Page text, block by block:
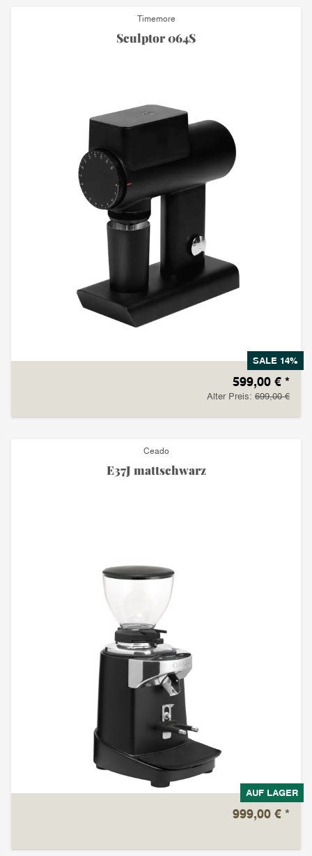
Timemore
Sculptor 064S
SALE 14%
599,00 € *
Alter Preis: 699,00 €
Ceado
E37J mattschwarz
AUF LAGER
999,00 € *